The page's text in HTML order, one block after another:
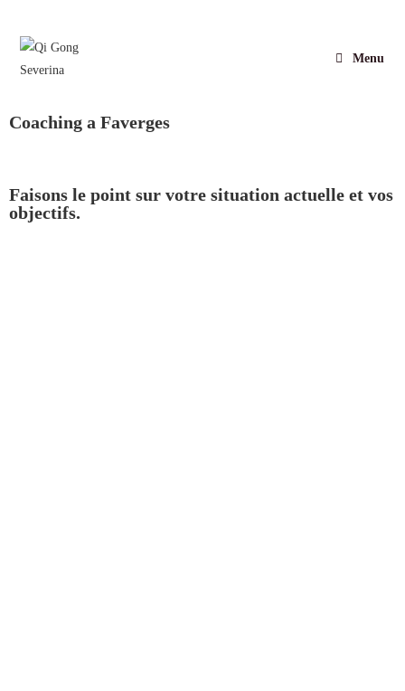
Menu
Coaching a Faverges
Faisons le point sur votre situation actuelle et vos
objectifs.